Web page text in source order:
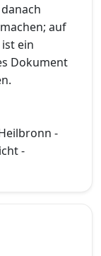
auf
ein
Dokument
-
-